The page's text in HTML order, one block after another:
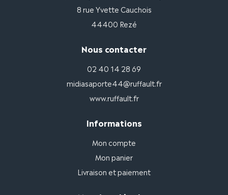
8 rue Yvette Cauchois
44400 Rezé
Nous contacter
02 40 14 28 69
midiasaporte44@ruffault.fr
www.ruffault.fr
Informations
Mon compte
Mon panier
Livraison et paiement